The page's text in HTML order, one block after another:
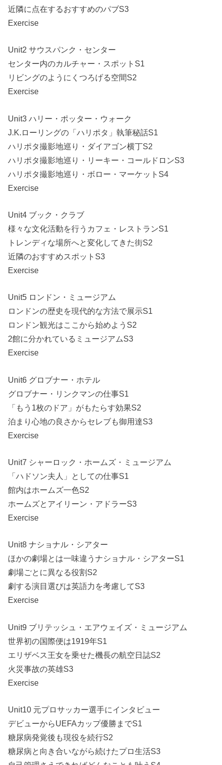
近隣に点在するおすすめのパブS3
Exercise
Unit2 サウスパンク・センター
センター内のカルチャー・スポットS1
リビングのようにくつろげる空間S2
Exercise
Unit3 ハリー・ポッター・ウォーク
J.K.ローリングの「ハリポタ」執筆秘話S1
ハリポタ撮影地巡り・ダイアゴン横丁S2
ハリポタ撮影地巡り・リーキー・コールドロンS3
ハリポタ撮影地巡り・ボロー・マーケットS4
Exercise
Unit4 ブック・クラブ
様々な文化活動を行うカフェ・レストランS1
トレンディな場所へと変化してきた街S2
近隣のおすすめスポットS3
Exercise
Unit5 ロンドン・ミュージアム
ロンドンの歴史を現代的な方法で展示S1
ロンドン観光はここから始めようS2
2館に分かれているミュージアムS3
Exercise
Unit6 グロブナー・ホテル
グロブナー・リンクマンの仕事S1
「もう1枚のドア」がもたらす効果S2
泊まり心地の良さからセレブも御用達S3
Exercise
Unit7 シャーロック・ホームズ・ミュージアム
「ハドソン夫人」としての仕事S1
館内はホームズ一色S2
ホームズとアイリーン・アドラーS3
Exercise
Unit8 ナショナル・シアター
ほかの劇場とは一味違うナショナル・シアターS1
劇場ごとに異なる役割S2
劇する演目選びは英語力を考慮してS3
Exercise
Unit9 ブリテッシュ・エアウェイズ・ミュージアム
世界初の国際便は1919年S1
エリザベス王女を乗せた機長の航空日誌S2
火災事故の英雄S3
Exercise
Unit10 元プロサッカー選手にインタビュー
デビューからUEFAカップ優勝までS1
糖尿病発覚後も現役を続行S2
糖尿病と向き合いながら続けたプロ生活S3